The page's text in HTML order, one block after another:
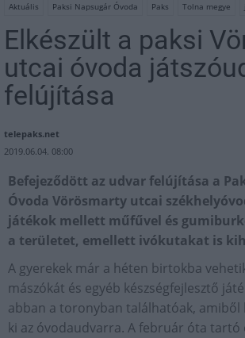
Aktuális Paksi Napsugár Óvoda Paks Tolna megye
Elkészült a paksi
utcai óvoda
felújítása
telepaks.net
2019.06.04. 08:00
Befejeződött az udvar felújítása a
Óvoda Vörösmarty utcai
játékok mellett műfűvel és
a területet, emellett ivókutakat is
A gyerekek már a héten birtokba
mászókát és egyéb készségfejlesztő
abban a toronyban találhatóak, amiből
ki az óvodaudvarra. A február óta tartó